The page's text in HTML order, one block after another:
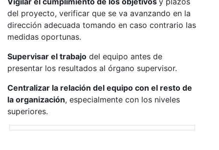
del proyecto, verificar que se va avanzando en la
dirección adecuada tomando en caso contrario las
medidas oportunas.
Supervisar el trabajo del equipo antes de
presentar los resultados al órgano supervisor.
Centralizar la relación del equipo con el resto de
la organización, especialmente con los niveles
superiores.